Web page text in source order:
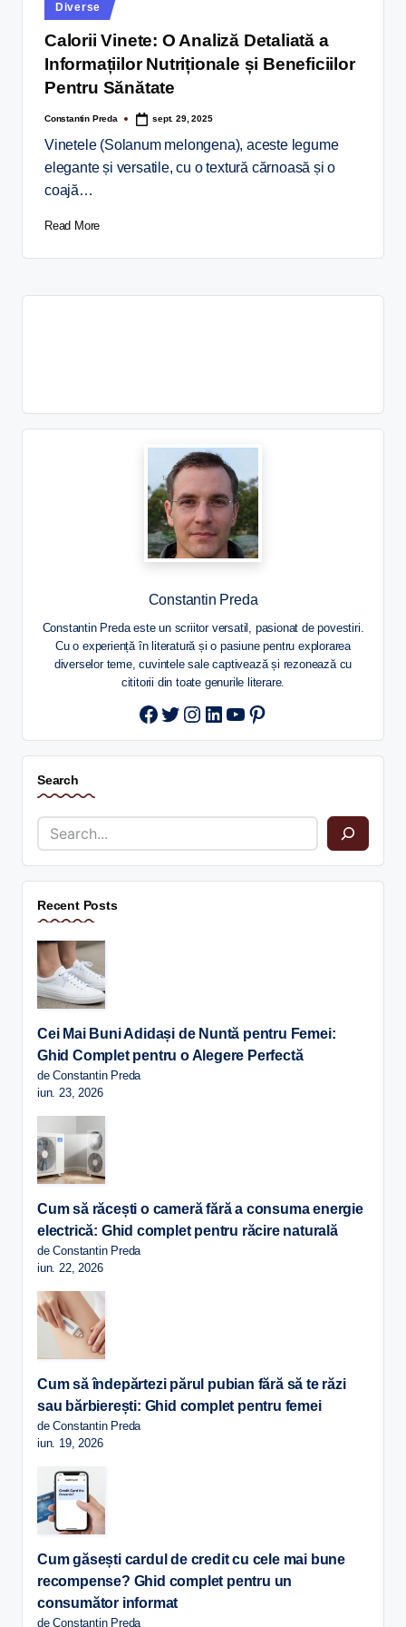
Diverse
Calorii Vinete: O Analiză Detaliată a
Informațiilor Nutriționale și Beneficiilor
Pentru Sănătate
Constantin Preda sept. 29, 2025
Vinetele (Solanum melongena), aceste legume
elegante și versatile, cu o textură cărnoasă și o
coajă…
Read More
Constantin Preda
Constantin Preda este un scriitor versatil, pasionat de povestiri.
Cu o experiență în literatură și o pasiune pentru explorarea
diverselor teme, cuvintele sale captivează și rezonează cu
cititorii din toate genurile literare.
Twitter
Instagram
LinkedIn
YouTube
Pinterest
Search
Recent Posts
Cei Mai Buni Adidași de Nuntă pentru Femei:
Ghid Complet pentru o Alegere Perfectă
de Constantin Preda
iun. 23, 2026
Cum să răcești o cameră fără a consuma energie
electrică: Ghid complet pentru răcire naturală
de Constantin Preda
iun. 22, 2026
Cum să îndepărtezi părul pubian fără să te răzi
sau bărbierești: Ghid complet pentru femei
de Constantin Preda
iun. 19, 2026
Cum găsești cardul de credit cu cele mai bune
recompense? Ghid complet pentru un
consumător informat
de Constantin Preda